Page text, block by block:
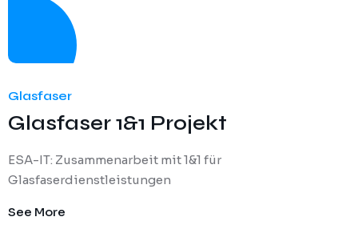
Glasfaser
Glasfaser 1&1 Projekt
ESA-IT: Zusammenarbeit mit 1&1 für
Glasfaserdienstleistungen
See More